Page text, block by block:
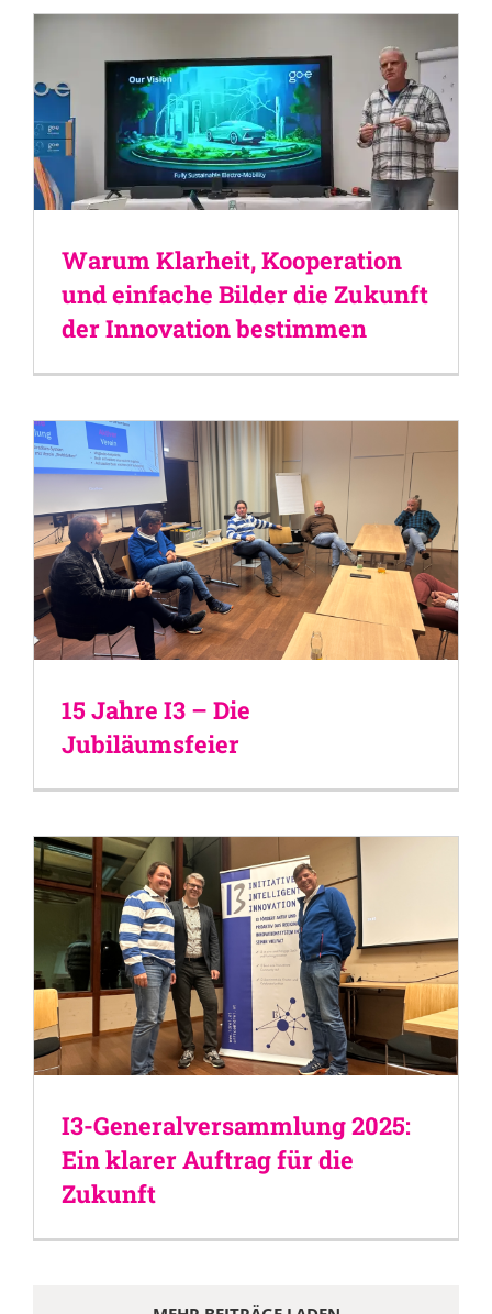
Warum Klarheit, Kooperation
und einfache Bilder die Zukunft
der Innovation bestimmen
15 Jahre I3 – Die
Jubiläumsfeier
I3-Generalversammlung 2025:
Ein klarer Auftrag für die
Zukunft